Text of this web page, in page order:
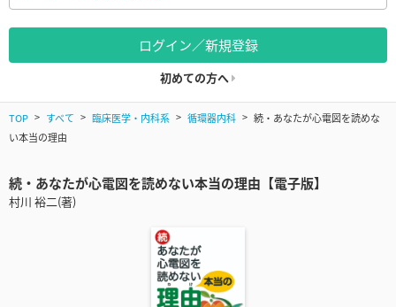
ログイン／新規登録
初めての方へ
TOP すべて 臨床医学・内科系 循環器内科
続・あなたが心電図を読めな
い本当の理由
続・あなたが心電図を読めない本当の理由【電子版】
村川 裕二(著)